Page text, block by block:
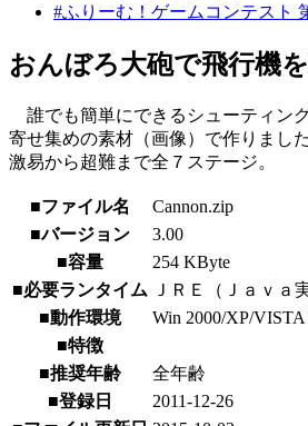
#ふりーむ！ゲームコンテスト
おんぼろ大砲で飛行機
誰でも簡単にできるシューティング
寄せ集めの素材（画像）で作りました
激易から超難まで全７ステージ。
■ファイル名
Cannon.zip
■バージョン
3.00
■容量
254 KByte
■必要ランタイム
ＪＲＥ（Ｊａｖａ
■動作環境
Win 2000/XP/
■特徴
■推奨年齢
全年齢
■登録日
2011-12-26